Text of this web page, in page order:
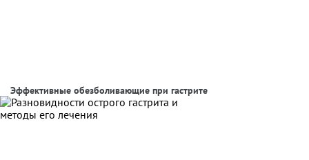
Эффективные обезболивающие при гастрите